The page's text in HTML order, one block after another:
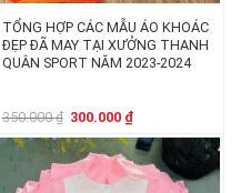
TỔNG HỢP CÁC MẪU ÁO KHOÁC
ĐẸP ĐÃ MAY TẠI XƯỞNG THANH
QUÂN SPORT NĂM 2023-2024
350.000₫ Giá
là:
350.000 ₫.
300.000 ₫Giá
tại
là:
300.000 ₫.